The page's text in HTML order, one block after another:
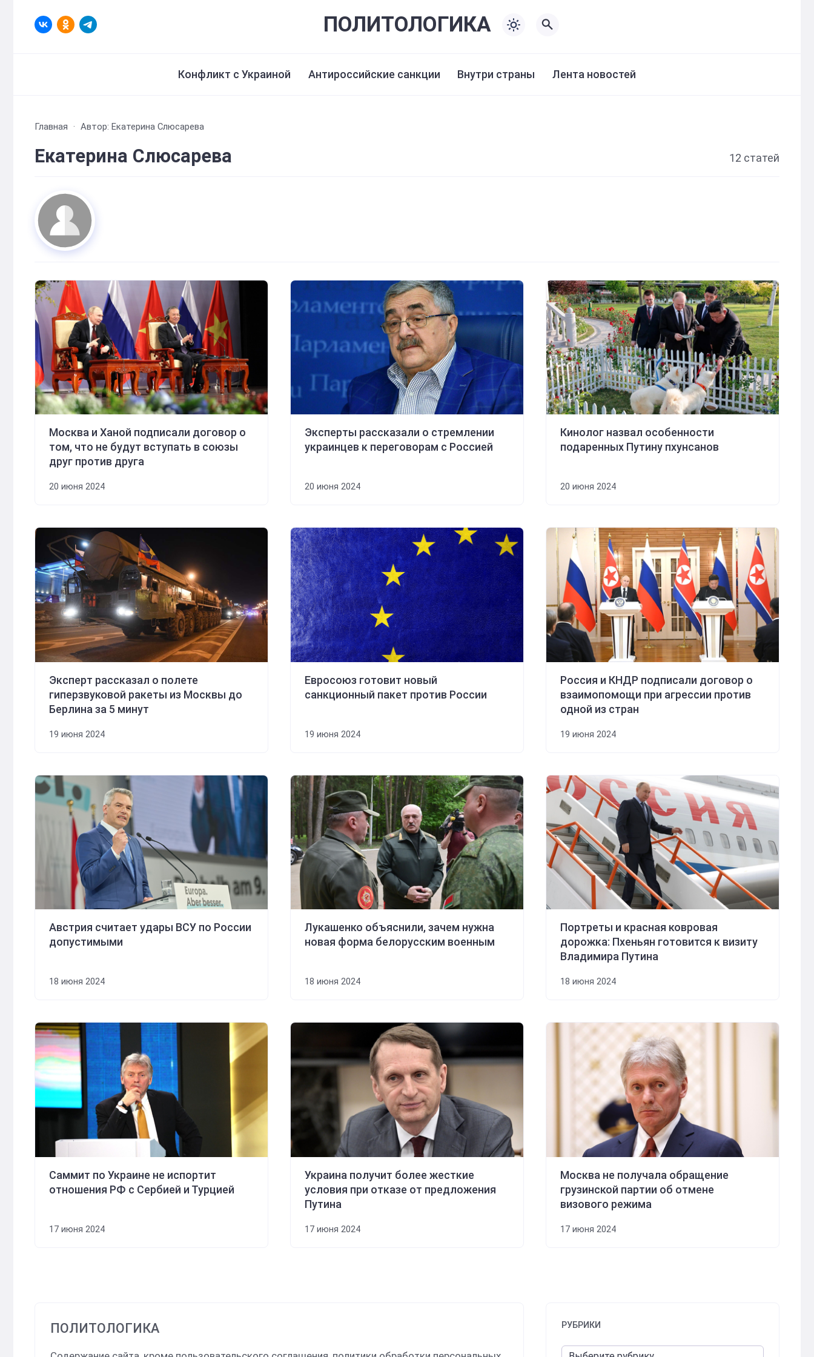
ПОЛИТОЛОГИКА
Конфликт с Украиной Антироссийские санкции Внутри страны Лента новостей
Главная Автор: Екатерина Слюсарева
Екатерина Слюсарева 12 статей
Москва и Ханой подписали договор о
том, что не будут вступать в союзы
друг против друга
20 июня 2024
Эксперты рассказали о стремлении
украинцев к переговорам с Россией
20 июня 2024
Кинолог назвал особенности
подаренных Путину пхунсанов
20 июня 2024
Эксперт рассказал о полете
гиперзвуковой ракеты из Москвы до
Берлина за 5 минут
19 июня 2024
Евросоюз готовит новый
санкционный пакет против России
19 июня 2024
Россия и КНДР подписали договор о
взаимопомощи при агрессии против
одной из стран
19 июня 2024
Австрия считает удары ВСУ по России
допустимыми
18 июня 2024
Лукашенко объяснили, зачем нужна
новая форма белорусским военным
18 июня 2024
Портреты и красная ковровая
дорожка: Пхеньян готовится к визиту
Владимира Путина
18 июня 2024
Саммит по Украине не испортит
отношения РФ с Сербией и Турцией
17 июня 2024
Украина получит более жесткие
условия при отказе от предложения
Путина
17 июня 2024
Москва не получала обращение
грузинской партии об отмене
визового режима
17 июня 2024
ПОЛИТОЛОГИКА РУБРИКИ